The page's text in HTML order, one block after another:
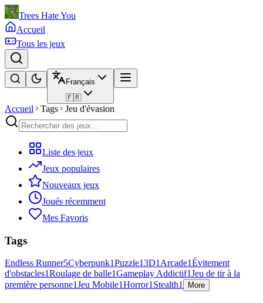
Trees Hate You
Accueil
Tous les jeux
Français
🇫🇷
Accueil Tags Jeu d'évasion
Liste des jeux
Jeux populaires
Nouveaux jeux
Joués récemment
Mes Favoris
Tags
Endless Runner5Cyberpunk1Puzzle13D1Arcade1Évitement
d'obstacles1Roulage de balle1Gameplay Addictif1Jeu de tir à la
première personne1Jeu Mobile1Horror1Stealth1 More